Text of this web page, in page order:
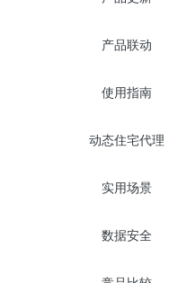
产品联动
使用指南
动态住宅代理
实用场景
数据安全